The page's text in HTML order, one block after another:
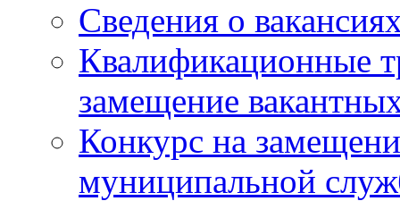
Сведения о
Квалификационные
замещение
Конкурс на
муниципальной